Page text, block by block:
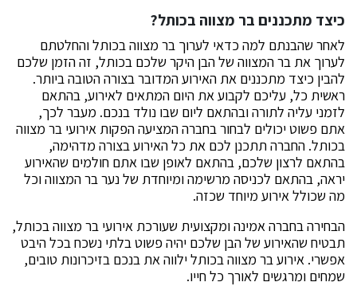
כיצד מתכננים בר מצווה בכותל?
לאחר שהבנתם למה כדאי לערוך בר מצווה בכותל והחלטתם
לערוך את בר המצווה של הבן היקר שלכם בכותל, זה הזמן שלכם
להבין כיצד מתכננים את האירוע המדובר בצורה הטובה ביותר.
ראשית כל, עליכם לקבוע את היום המתאים לאירוע, בהתאם
לזמני עליה לתורה ובהתאם ליום שבו נולד בנכם. מעבר לכך,
אתם פשוט יכולים לבחור בחברה המציעה הפקות אירועי בר מצווה
בכותל. החברה תתכנן לכם את כל האירוע בצורה מדהימה,
בהתאם לרצון שלכם, בהתאם לאופן שבו אתם חולמים שהאירוע
יראה, בהתאם לכניסה מרשימה ומיוחדת של נער בר המצווה וכל
מה שכולל אירוע מיוחד שכזה.
הבחירה בחברה אמינה ומקצועית שעורכת אירועי בר מצווה בכותל,
תבטיח שהאירוע של הבן שלכם יהיה פשוט בלתי נשכח בכל היבט
אפשרי. אירוע בר מצווה בכותל ילווה את בנכם בזיכרונות טובים,
שמחים ומרגשים לאורך כל חייו.